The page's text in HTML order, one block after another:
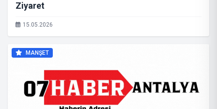
Ziyaret
15.05.2026
MANŞET